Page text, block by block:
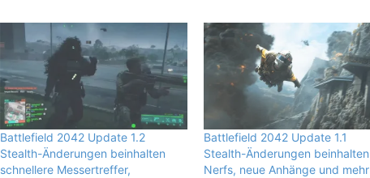
Battlefield 2042 Update 1.2
Stealth-Änderungen beinhalten
schnellere Messertreffer,
Battlefield 2042 Update 1.1
Stealth-Änderungen beinhalten
Nerfs, neue Anhänge und mehr